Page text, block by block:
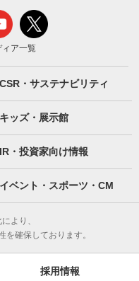
ィア一覧
CSR・サステナビリティ
キッズ・展示館
IR・投資家向け情報
イベント・スポーツ・CM
より、
確保しております。
採用情報